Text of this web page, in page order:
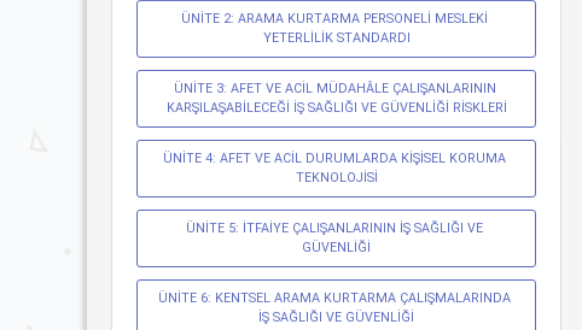
ÜNİTE 2: ARAMA KURTARMA PERSONELİ MESLEKİ
YETERLİLİK STANDARDI
ÜNİTE 3: AFET VE ACİL MÜDAHÂLE ÇALIŞANLARININ
KARŞILAŞABİLECEĞİ İŞ SAĞLIĞI VE GÜVENLİĞİ RİSKLERİ
ÜNİTE 4: AFET VE ACİL DURUMLARDA KİŞİSEL KORUMA
TEKNOLOJİSİ
ÜNİTE 5: İTFAİYE ÇALIŞANLARININ İŞ SAĞLIĞI VE
GÜVENLİĞİ
ÜNİTE 6: KENTSEL ARAMA KURTARMA ÇALIŞMALARINDA
İŞ SAĞLIĞI VE GÜVENLİĞİ